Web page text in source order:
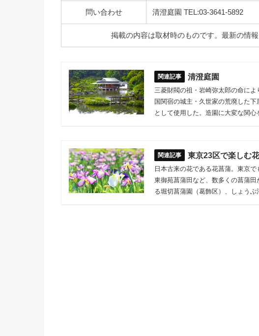
問い合わせ 清澄庭園 TEL:03-3641-5892
掲載の内容は取材時のものです。最新の情
清澄庭園
三菱財閥の祖・岩崎弥太郎の命に
国関宿の城主・久世家の荒廃した
として使用した。造園に大変な関
東京23区で楽しむ
日本古来の花である花菖蒲。東京
東御苑菖蒲田など、数多くの菖蒲
る堀切菖蒲園（葛飾区）、しょう